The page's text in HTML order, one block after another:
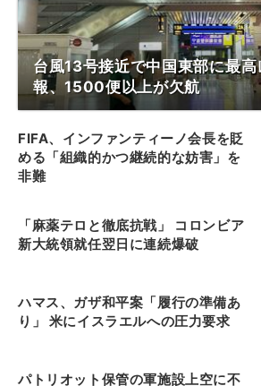
台風13号接近で中国東部に最
報、1500便以上が欠航
FIFA、インファンティーノ会長を貶
める「組織的かつ継続的な妨害」を
非難
「麻薬テロと徹底抗戦」 コロンビア
新大統領就任翌日に連続爆破
ハマス、ガザ和平案「履行の準備あ
り」 米にイスラエルへの圧力要求
パトリオット保管の軍施設上空に不